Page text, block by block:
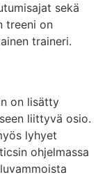
sekä
treeni on
traineri.
on lisätty
liittyvä osio.
lyhyet
ohjelmassa